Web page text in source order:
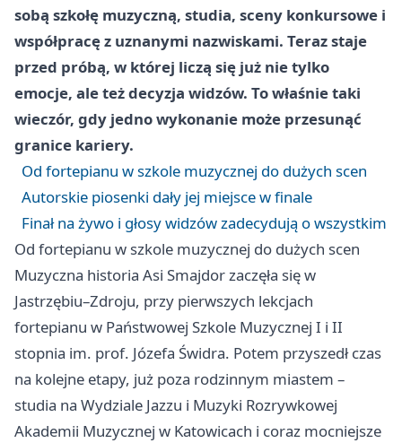
sobą szkołę muzyczną, studia, sceny konkursowe i
współpracę z uznanymi nazwiskami. Teraz staje
przed próbą, w której liczą się już nie tylko
emocje, ale też decyzja widzów. To właśnie taki
wieczór, gdy jedno wykonanie może przesunąć
granice kariery.
Od fortepianu w szkole muzycznej do dużych scen
Autorskie piosenki dały jej miejsce w finale
Finał na żywo i głosy widzów zadecydują o wszystkim
Od fortepianu w szkole muzycznej do dużych scen
Muzyczna historia Asi Smajdor zaczęła się w
Jastrzębiu–Zdroju, przy pierwszych lekcjach
fortepianu w Państwowej Szkole Muzycznej I i II
stopnia im. prof. Józefa Świdra. Potem przyszedł czas
na kolejne etapy, już poza rodzinnym miastem –
studia na Wydziale Jazzu i Muzyki Rozrywkowej
Akademii Muzycznej w Katowicach i coraz mocniejsze